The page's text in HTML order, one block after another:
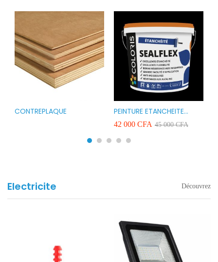
CONTREPLAQUE
PEINTURE ETANCHEITE
COLORIS SEAFLEX 20KG
COULEUR ROUGE BLANC
VERT ET GRIS
42 000 CFA 45 000CFA
Electricite Découvrez